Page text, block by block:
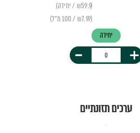
(₪59.9 / יחידה)
(₪7.99 / 100 מ״ל)
יחידה
+
-
ערכים תזונתיים